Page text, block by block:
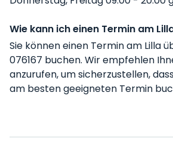
Wie kann ich einen Termin am
Sie können einen Termin am Lilla
076167 buchen. Wir empfehlen
anzurufen, um sicherzustellen,
am besten geeigneten Termin